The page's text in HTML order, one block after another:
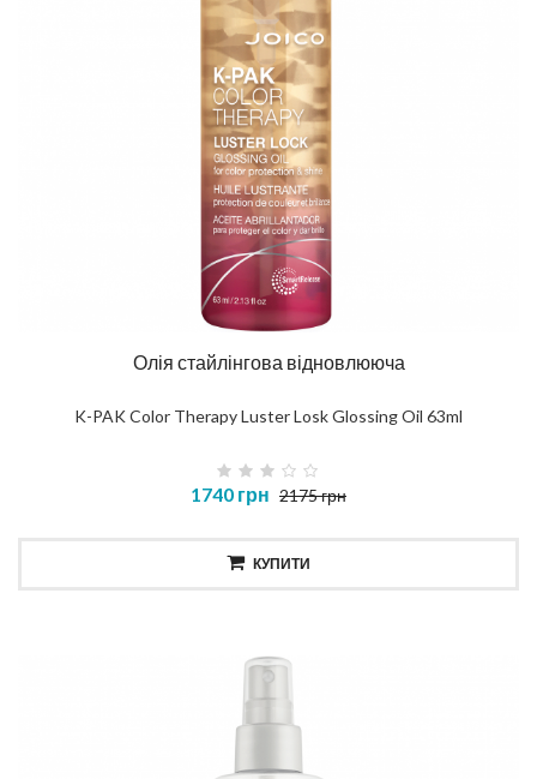
Олія стайлінгова відновлююча
K-PAK Color Therapy Luster Losk Glossing Oil 63ml
1740 грн 2175 грн
КУПИТИ